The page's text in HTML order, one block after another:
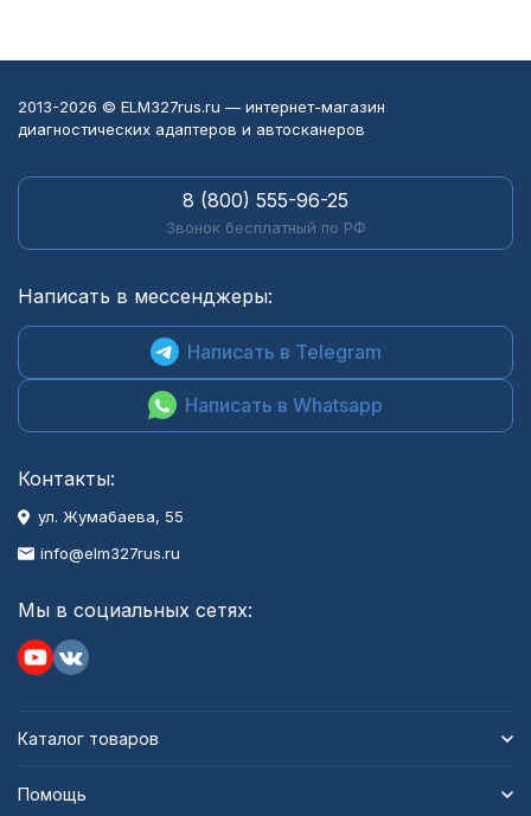
2013-2026 © ELM327rus.ru — интернет-магазин
диагностических адаптеров и автосканеров
8 (800) 555-96-25
Звонок бесплатный по РФ
Написать в мессенджеры:
Написать в Telegram
Написать в Whatsapp
Контакты:
ул. Жумабаева, 55
info@elm327rus.ru
Мы в социальных сетях:
Каталог товаров
Помощь